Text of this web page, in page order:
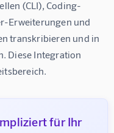
(CLI), Coding-
Erweiterungen und
transkribieren und in
Diese Integration
für Ihr